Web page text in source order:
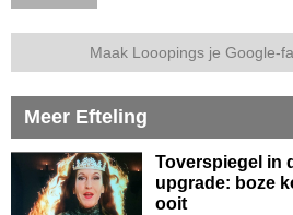
Maak Looopings je Google-
Meer Efteling
Toverspiegel in
upgrade: boze
ooit